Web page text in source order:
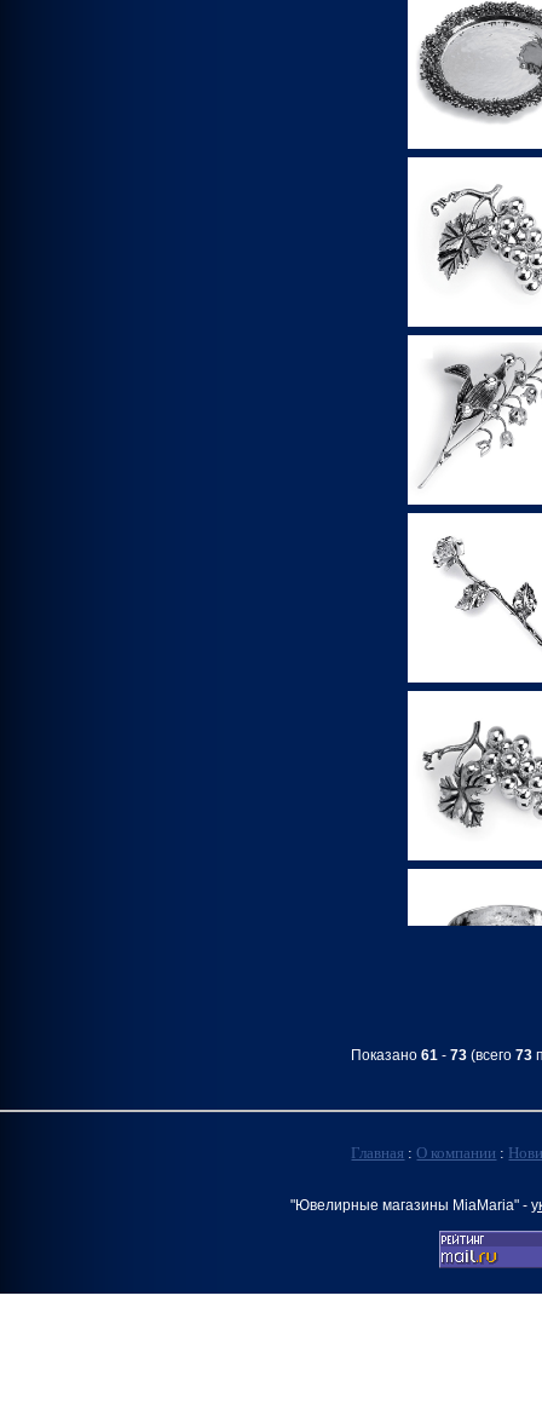
Показано 61 - 73 (всего 73
Главная :О компании :
"Ювелирные магазины MiaMaria" -